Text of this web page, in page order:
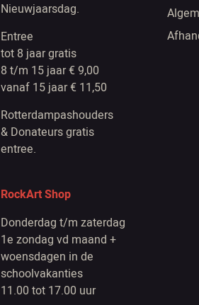
Nieuwjaarsdag.
Entree
tot 8 jaar gratis
8 t/m 15 jaar € 9,00
vanaf 15 jaar € 11,50
Rotterdampashouders
& Donateurs gratis
entree.
RockArt Shop
Donderdag t/m zaterdag
1e zondag vd maand +
woensdagen in de
schoolvakanties
11.00 tot 17.00 uur